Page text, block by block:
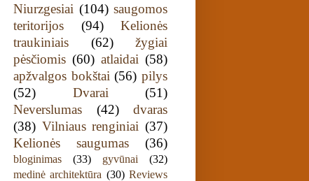
Niurzgesiai (104) saugomos
teritorijos
(94)
Kelionės
traukiniais
(62)
žygiai
pėsčiomis (60) atlaidai (58)
apžvalgos bokštai (56) pilys
(52)
Dvarai
(51)
Neverslumas
(42)
dvaras
(38) Vilniaus renginiai (37)
Kelionės saugumas
(36)
bloginimas (33) gyvūnai
(32)
medinė architektūra (30) Reviews